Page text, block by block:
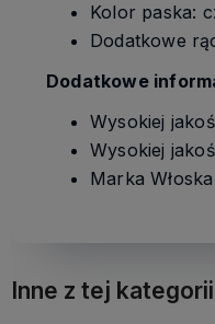
Kolor paska:
Dodatkowe
Dodatkowe
Wysokiej
Wysokiej
Marka Włoska
Inne z tej kategorii